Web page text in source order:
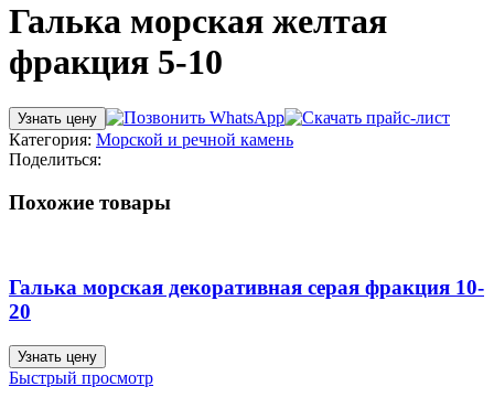
Галька морская желтая
фракция 5-10
Узнать цену
Категория: Морской и речной камень
Поделиться:
Похожие товары
Галька морская декоративная серая фракция 10-
20
Узнать цену
Быстрый просмотр